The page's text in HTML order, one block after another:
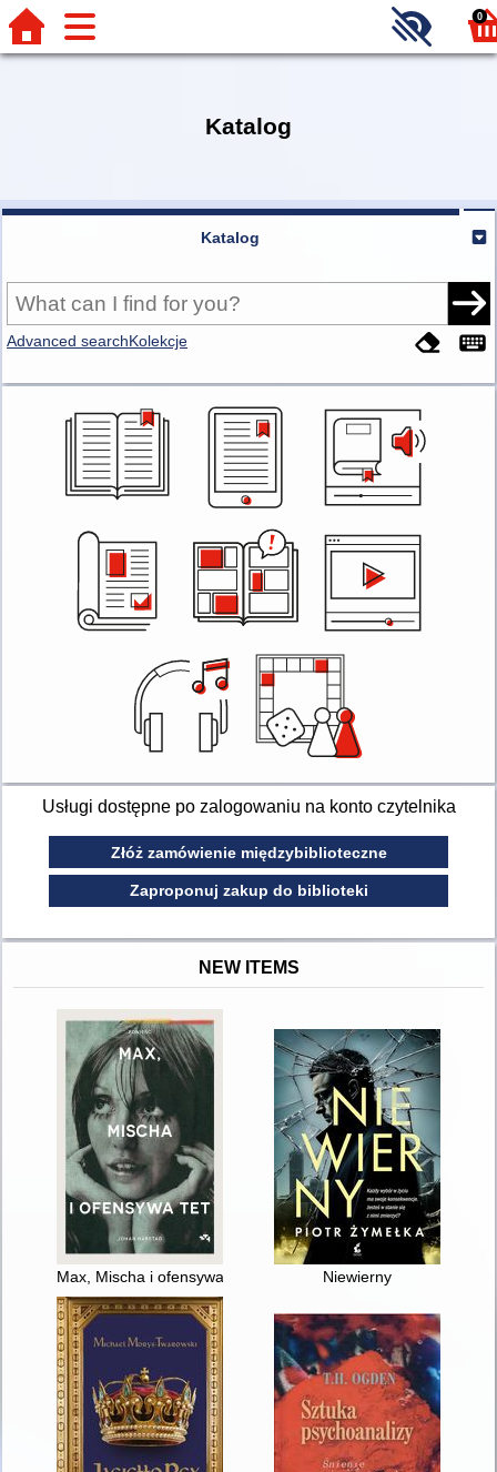
0
Katalog
Katalog
Advanced searchKolekcje
Usługi dostępne po zalogowaniu na konto czytelnika
Złóż zamówienie międzybiblioteczne
Zaproponuj zakup do biblioteki
NEW ITEMS
Max, Mischa i ofensywa Tet Niewierny